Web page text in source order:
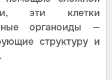
эти клетки
органоиды —
структуру и